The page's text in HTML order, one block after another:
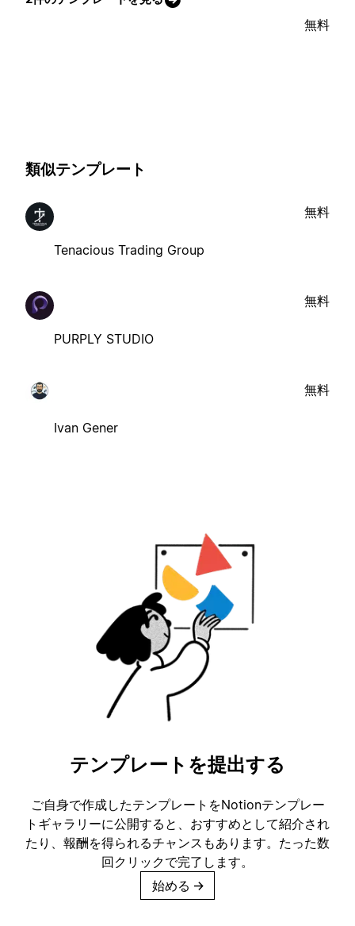
無料
類似テンプレート
Tenacious Trading Group
無料
PURPLY STUDIO
無料
Ivan Gener
無料
テンプレートを提出する
ご自身で作成したテンプレートをNotionテンプレー
トギャラリーに公開すると、おすすめとして紹介され
たり、報酬を得られるチャンスもあります。たった数
回クリックで完了します。
始める →